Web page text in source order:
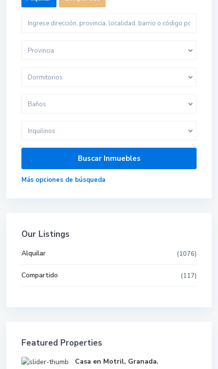
Provincia
Dormitorios
Baños
Inquilinos
Más opciones de búsqueda
Our Listings
Alquilar (1076)
Compartido (117)
Featured Properties
Casa en Motril, Granada.